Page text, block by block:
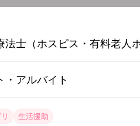
法士（ホスピス・有料老人ホ
・アルバイト
生活援助